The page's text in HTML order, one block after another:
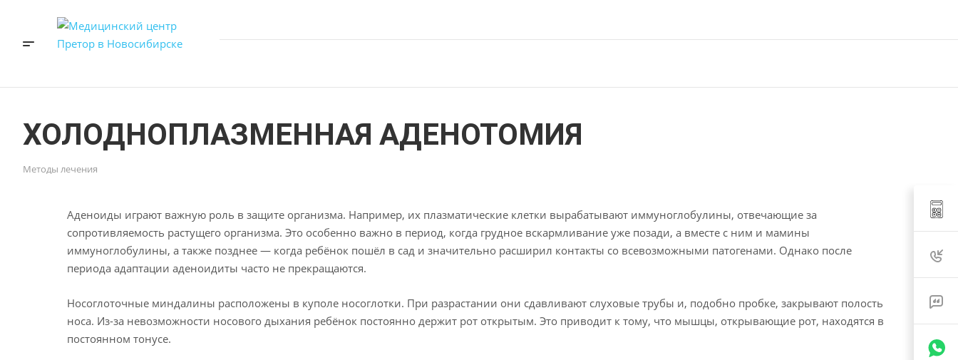
ХОЛОДНОПЛАЗМЕННАЯ АДЕНОТОМИЯ
Методы лечения
Аденоиды играют важную роль в защите организма. Например, их плазматические клетки вырабатывают иммуноглобулины, отвечающие за
сопротивляемость растущего организма. Это особенно важно в период, когда грудное вскармливание уже позади, а вместе с ним и мамины
иммуноглобулины, а также позднее — когда ребёнок пошёл в сад и значительно расширил контакты со всевозможными патогенами. Однако после
периода адаптации аденоидиты часто не прекращаются.
Носоглоточные миндалины расположены в куполе носоглотки. При разрастании они сдавливают слуховые трубы и, подобно пробке, закрывают полость
носа. Из-за невозможности носового дыхания ребёнок постоянно держит рот открытым. Это приводит к тому, что мышцы, открывающие рот, находятся в
постоянном тонусе.